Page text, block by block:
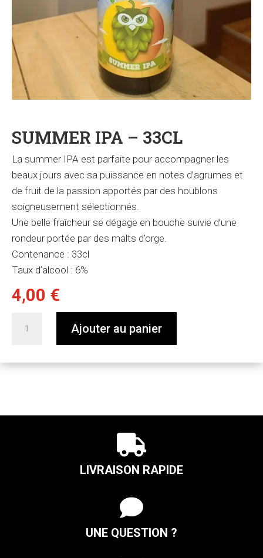
SUMMER IPA – 33CL
La summer IPA est parfaite pour accompagner les
beaux jours avec sa puissance en notes d’agrumes et
de fruit de la passion apportés par des houblons
soigneusement sélectionnés.
Une belle fraîcheur se dégage en bouche suivie d’une
rondeur portée par des malts d’orge.
Contenance : 33cl
Taux d’alcool : 6%
4,00 €
IPA
Ajouter au panier

LIVRAISON RAPIDE

UNE QUESTION ?